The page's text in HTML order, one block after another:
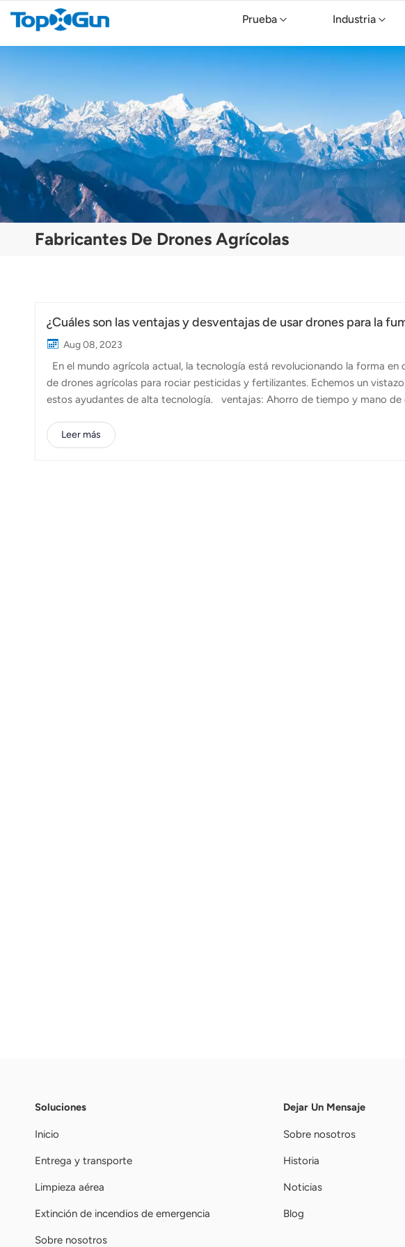
Prueba Industria
Fabricantes De Drones Agrícolas
¿Cuáles son las ventajas y desventajas de usar drones para la
Aug 08, 2023
En el mundo agrícola actual, la tecnología está revolucionando la forma
de drones agrícolas para rociar pesticidas y fertilizantes. Echemos un
estos ayudantes de alta tecnología. ventajas: Ahorro de tiempo y mano
tiempo y esfuerzo valiosos. Cuando las plagas atacan inesperadamente, los
rápidamente. Conservación de agua y productos químicos...
Leer más
Soluciones
Inicio
Entrega y transporte
Limpieza aérea
Extinción de incendios de emergencia
Sobre nosotros
Dejar Un Mensaje
Sobre nosotros
Historia
Noticias
Blog